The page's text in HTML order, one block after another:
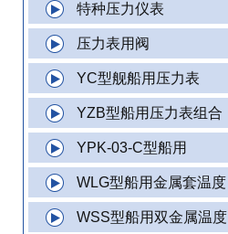
特种压力仪表
压力表用阀
YC型舰船用压力表
YZB型船用压力表组合
YPK-03-C型船用
WLG型船用金属套温度
WSS型船用双金属温度